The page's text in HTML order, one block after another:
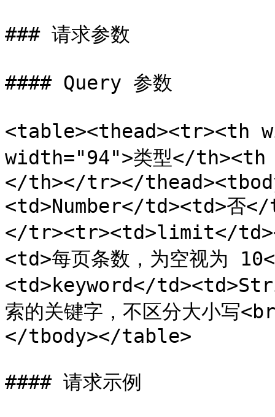
### 请求参数
#### Query 参数
<table><thead><tr><th
width="94">类型</th><th
</th></tr></
<td>Number</td><td>否
</tr><tr><td>limit</
<td>每页条数，为空视为
<td>keyword</
索的关键字，不区分大小写
</tbody></table>
#### 请求示例